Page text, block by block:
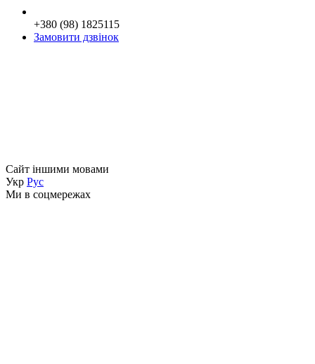
+380 (98) 1825115
Замовити дзвінок
Сайт іншими мовами
Укр Рус
Ми в соцмережах